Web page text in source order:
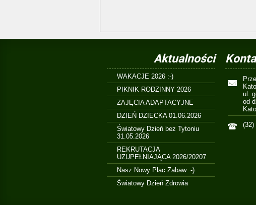
Aktualności
WAKACJE 2026 :-)
PIKNIK RODZINNY 2026
ZAJĘCIA ADAPTACYJNE
DZIEŃ DZIECKA 01.06.2026
Światowy Dzień bez Tytoniu
31.05.2026
REKRUTACJA
UZUPEŁNIAJĄCA 2026/20207
Nasz Nowy Plac Zabaw :-)
Światowy Dzień Zdrowia
ul.
od
(32)